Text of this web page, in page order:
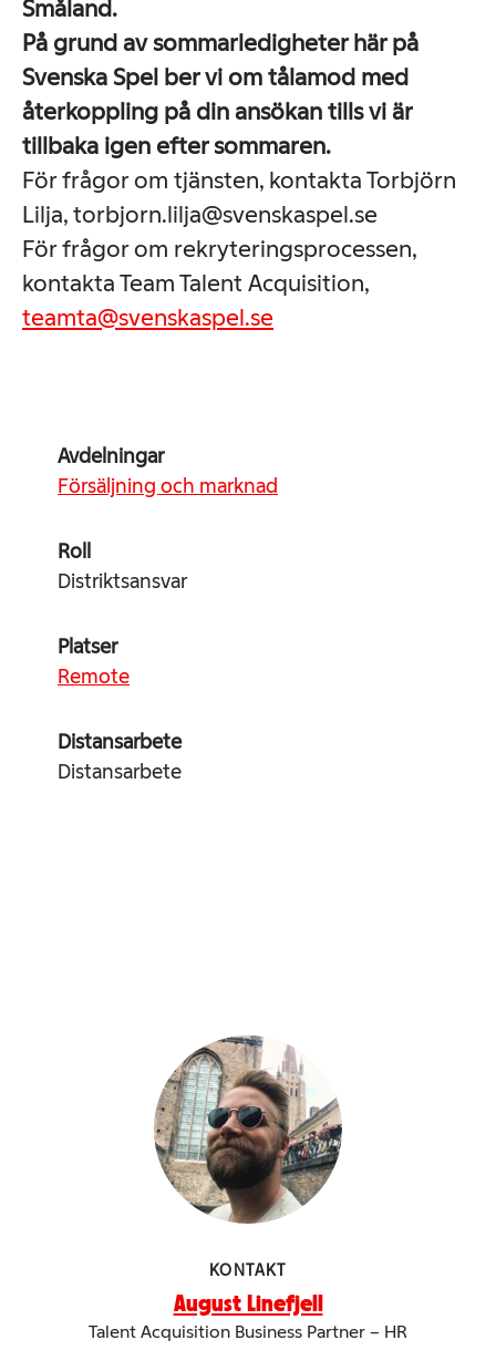
Småland.
På grund av sommarledigheter här på
Svenska Spel ber vi om tålamod med
återkoppling på din ansökan tills vi är
tillbaka igen efter sommaren.
För frågor om tjänsten, kontakta Torbjörn
Lilja, torbjorn.lilja@svenskaspel.se
För frågor om rekryteringsprocessen,
kontakta Team Talent Acquisition,
teamta@svenskaspel.se
Avdelningar
Försäljning och marknad
Roll
Distriktsansvar
Platser
Remote
Distansarbete
Distansarbete
KONTAKT
August Linefjell
Talent Acquisition Business Partner – HR